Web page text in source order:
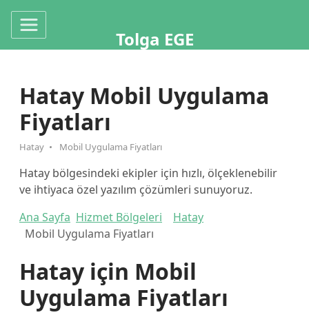
Tolga EGE
Hatay Mobil Uygulama
Fiyatları
Hatay Mobil Uygulama Fiyatları
Hatay bölgesindeki ekipler için hızlı, ölçeklenebilir
ve ihtiyaca özel yazılım çözümleri sunuyoruz.
Ana Sayfa Hizmet Bölgeleri
Hatay
Mobil Uygulama Fiyatları
Hatay için Mobil
Uygulama Fiyatları